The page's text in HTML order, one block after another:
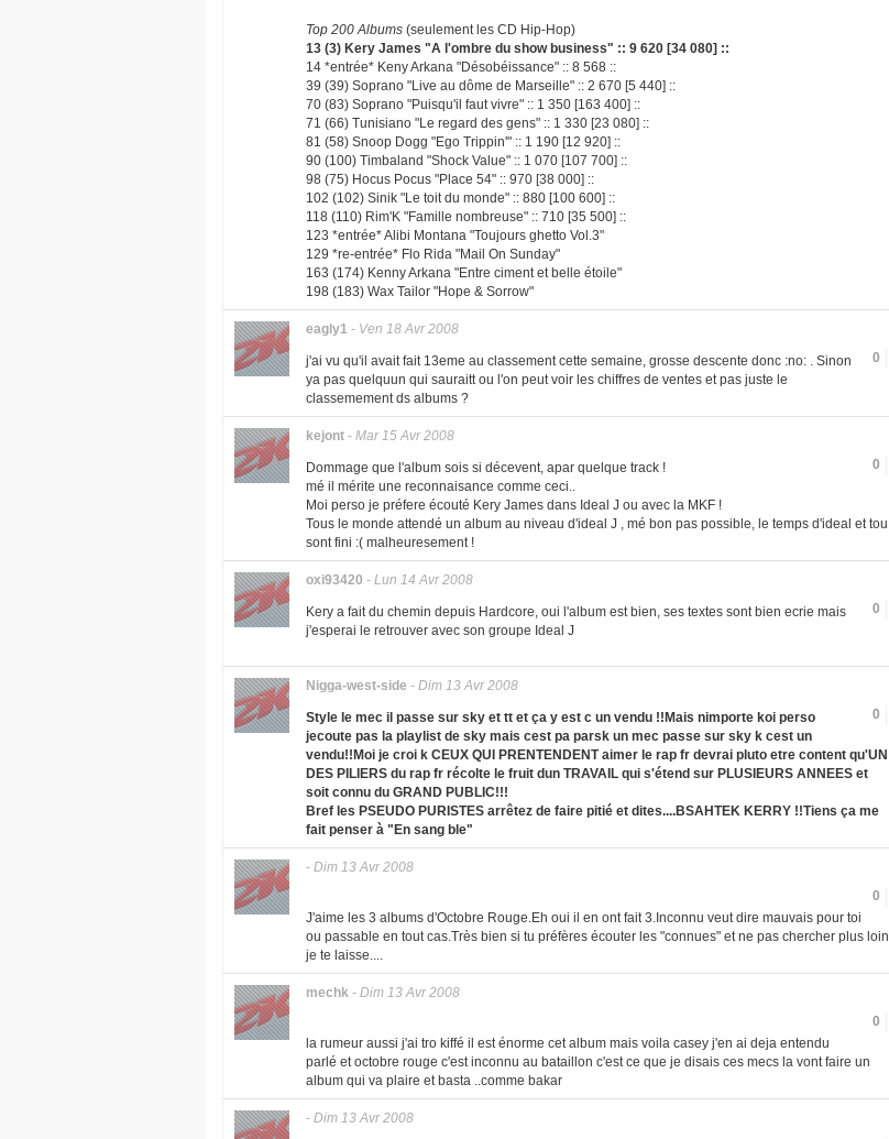
Top 200 Albums (seulement les CD Hip-Hop)
13 (3) Kery James "A l'ombre du show business" :: 9 620 [34 080] ::
14 *entrée* Keny Arkana "Désobéissance" :: 8 568 ::
39 (39) Soprano "Live au dôme de Marseille" :: 2 670 [5 440] ::
70 (83) Soprano "Puisqu'il faut vivre" :: 1 350 [163 400] ::
71 (66) Tunisiano "Le regard des gens" :: 1 330 [23 080] ::
81 (58) Snoop Dogg "Ego Trippin'" :: 1 190 [12 920] ::
90 (100) Timbaland "Shock Value" :: 1 070 [107 700] ::
98 (75) Hocus Pocus "Place 54" :: 970 [38 000] ::
102 (102) Sinik "Le toit du monde" :: 880 [100 600] ::
118 (110) Rim'K "Famille nombreuse" :: 710 [35 500] ::
123 *entrée* Alibi Montana "Toujours ghetto Vol.3"
129 *re-entrée* Flo Rida "Mail On Sunday"
163 (174) Kenny Arkana "Entre ciment et belle étoile"
198 (183) Wax Tailor "Hope & Sorrow"
eagly1 - Ven 18 Avr 2008
0
j'ai vu qu'il avait fait 13eme au classement cette semaine, grosse descente donc :no: . Sinon
ya pas quelquun qui sauraitt ou l'on peut voir les chiffres de ventes et pas juste le
classemement ds albums ?
kejont - Mar 15 Avr 2008
0
Dommage que l'album sois si décevent, apar quelque track !
mé il mérite une reconnaisance comme ceci..
Moi perso je préfere écouté Kery James dans Ideal J ou avec la MKF !
Tous le monde attendé un album au niveau d'ideal J , mé bon pas possible, le temps d'ideal et tou
sont fini :( malheuresement !
oxi93420 - Lun 14 Avr 2008
0
Kery a fait du chemin depuis Hardcore, oui l'album est bien, ses textes sont bien ecrie mais
j'esperai le retrouver avec son groupe Ideal J
Nigga-west-side - Dim 13 Avr 2008
0
Style le mec il passe sur sky et tt et ça y est c un vendu !!Mais nimporte koi perso
jecoute pas la playlist de sky mais cest pa parsk un mec passe sur sky k cest un
vendu!!Moi je croi k CEUX QUI PRENTENDENT aimer le rap fr devrai pluto etre content qu'UN
DES PILIERS du rap fr récolte le fruit dun TRAVAIL qui s'étend sur PLUSIEURS ANNEES et
soit connu du GRAND PUBLIC!!!
Bref les PSEUDO PURISTES arrêtez de faire pitié et dites....BSAHTEK KERRY !!Tiens ça me
fait penser à "En sang ble"
- Dim 13 Avr 2008
0
J'aime les 3 albums d'Octobre Rouge.Eh oui il en ont fait 3.Inconnu veut dire mauvais pour toi
ou passable en tout cas.Très bien si tu préfères écouter les "connues" et ne pas chercher plus loin
je te laisse....
mechk - Dim 13 Avr 2008
0
la rumeur aussi j'ai tro kiffé il est énorme cet album mais voila casey j'en ai deja entendu
parlé et octobre rouge c'est inconnu au bataillon c'est ce que je disais ces mecs la vont faire un
album qui va plaire et basta ..comme bakar
- Dim 13 Avr 2008